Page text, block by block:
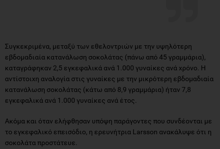
Συγκεκριμένα, μεταξύ των εθελοντριών με την υψηλότερη
εβδομαδιαία κατανάλωση σοκολάτας (πάνω από 45 γραμμάρια),
καταγράφηκαν 2,5 εγκεφαλικά ανά 1.000 γυναίκες ανά χρόνο. Η
αντίστοιχη αναλογία στις γυναίκες με την μικρότερη εβδομαδιαία
κατανάλωση σοκολάτας (κάτω από 8,9 γραμμάρια) ήταν 7,8
εγκεφαλικά ανά 1.000 γυναίκες ανά έτος.
Ακόμα και όταν ελήφθησαν υπόψη παράγοντες που συνδέονται με
το εγκεφαλικό επεισόδιο, η ερευνήτρια Larsson ανακάλυψε ότι η
σοκολάτα προστάτευε.